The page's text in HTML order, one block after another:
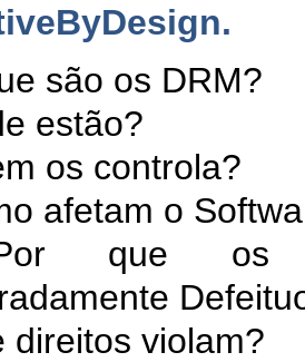
são os DRM?
estão?
os controla?
afetam o
que os
direitos violam?